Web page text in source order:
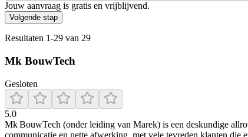
Jouw aanvraag is gratis en vrijblijvend.
Volgende stap
Resultaten 1-29 van 29
Mk BouwTech
Gesloten
5.0
Mk BouwTech (onder leiding van Marek) is een deskundige
communicatie en nette afwerking, met vele tevreden klanten